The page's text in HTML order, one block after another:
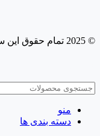
© 2025 تمام حقوق این سایت متعلق به کالا ری است.
منو
دسته بندی ها